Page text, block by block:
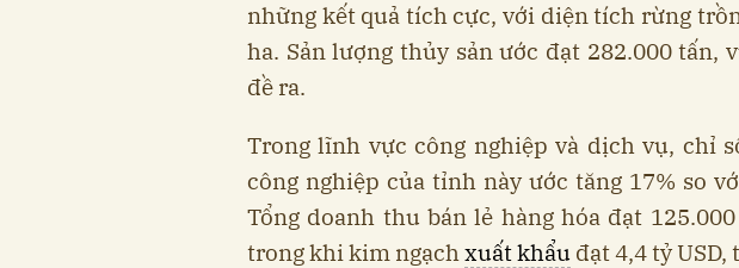
những kết quả tích cực, với diện tích rừng
ha. Sản lượng thủy sản ước đạt 282.000 tấn,
đề ra.
Trong lĩnh vực công nghiệp và dịch vụ, chỉ
công nghiệp của tỉnh này ước tăng 17% so
Tổng doanh thu bán lẻ hàng hóa đạt
trong khi kim ngạchxuất khẩu đạt 4,4 tỷ USD,